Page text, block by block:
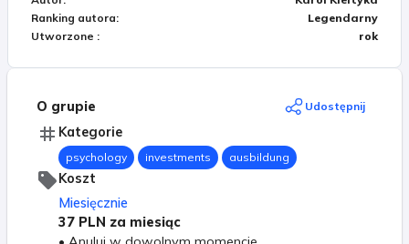
Ranking autora:
Legendarny
Utworzone : rok
O grupie Udostępnij
Kategorie
psychology investments ausbildung
Koszt
Miesięcznie
37 PLN za miesiąc